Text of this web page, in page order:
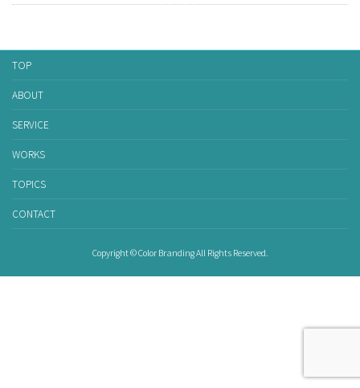
TOP
ABOUT
SERVICE
WORKS
TOPICS
CONTACT
Copyright © Color Branding All Rights Reserved.